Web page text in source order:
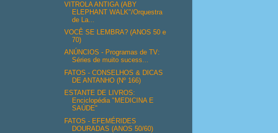
VITROLA ANTIGA (ABY
ELEPHANT WALK"/Orquestra
de La...
VOCÊ SE LEMBRA? (ANOS 50 e
70)
ANÚNCIOS - Programas de TV:
Séries de muito sucess...
FATOS - CONSELHOS & DICAS
DE ANTANHO (Nº 166)
ESTANTE DE LIVROS:
Enciclopédia "MEDICINA E
SAÚDE"
FATOS - EFEMÉRIDES
DOURADAS (ANOS 50/60)